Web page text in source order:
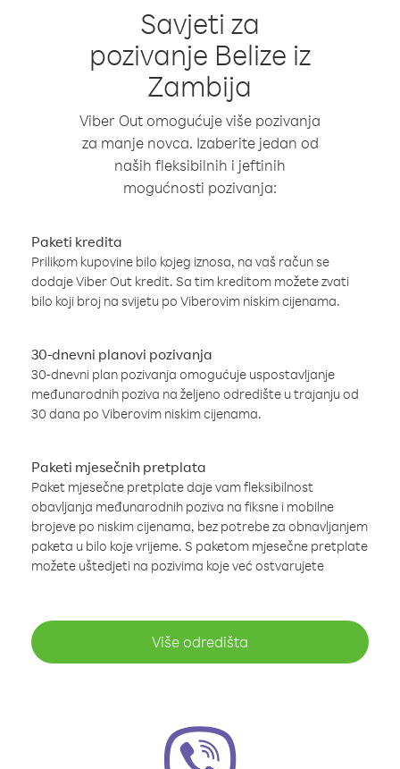
Savjeti za
pozivanje Belize iz
Zambija
Viber Out omogućuje više pozivanja
za manje novca. Izaberite jedan od
naših fleksibilnih i jeftinih
mogućnosti pozivanja:
Paketi kredita
Prilikom kupovine bilo kojeg iznosa, na vaš račun se
dodaje Viber Out kredit. Sa tim kreditom možete zvati
bilo koji broj na svijetu po Viberovim niskim cijenama.
30-dnevni planovi pozivanja
30-dnevni plan pozivanja omogućuje uspostavljanje
međunarodnih poziva na željeno odredište u trajanju od
30 dana po Viberovim niskim cijenama.
Paketi mjesečnih pretplata
Paket mjesečne pretplate daje vam fleksibilnost
obavljanja međunarodnih poziva na fiksne i mobilne
brojeve po niskim cijenama, bez potrebe za obnavljanjem
paketa u bilo koje vrijeme. S paketom mjesečne pretplate
možete uštedjeti na pozivima koje već ostvarujete
Više odredišta